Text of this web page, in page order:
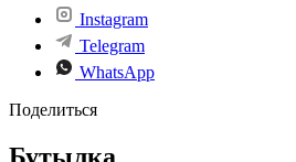
Instagram
Telegram
WhatsApp
Поделиться